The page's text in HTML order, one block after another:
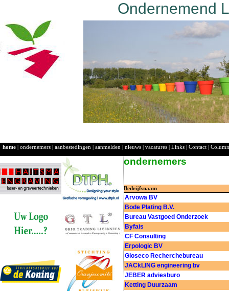
Ondernemend
home ondernemers aanbestedingen aanmelden nieuws vacatures Links Contact Column
ondernemers
Bedrijfsnaam
Arvowa BV
Bode Plating B.V.
Bureau Vastgoed Onderzoek
Byfais
CF Consulting
Erpologic BV
Gloseco Recherchebureau
JACkLING engineering bv
JEBER adviesburo
Ketting Duurzaam